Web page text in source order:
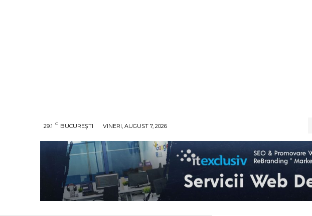
29.1 C BUCUREȘTI VINERI, AUGUST 7, 2026